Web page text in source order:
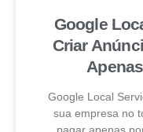
Google
Criar
Google Local
sua empresa no
pagar apenas